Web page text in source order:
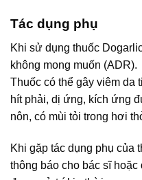
Tác dụng phụ
Khi sử dụng thuốc
không mong muốn (ADR).
Thuốc có thể gây viêm da
hít phải, dị ứng, kích ứng
nôn, có mùi tỏi trong hơi
Khi gặp tác dụng phụ của
thông báo cho bác sĩ